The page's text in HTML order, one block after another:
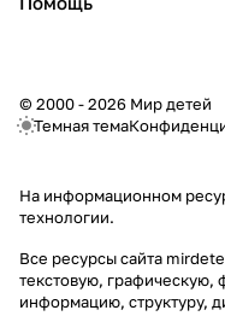
© 2000 - 2026 Мир детей
Темная тема
На информационном
технологии.
Все ресурсы сайта
текстовую, графическую,
информацию, структуру,